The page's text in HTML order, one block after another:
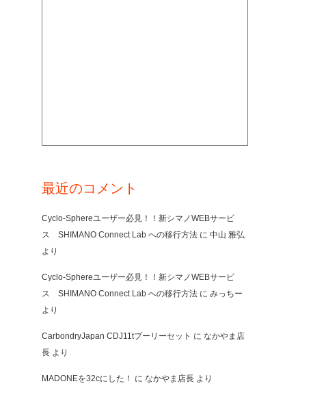
最近のコメント
Cyclo-Sphereユーザー必見！！新シマノWEBサービ
ス SHIMANO Connect Lab への移行方法 に 中山 雅弘
より
Cyclo-Sphereユーザー必見！！新シマノWEBサービ
ス SHIMANO Connect Lab への移行方法 に みっちー
より
CarbondryJapan CDJ11tプーリーセット に なかやま店
長 より
MADONEを32cにした！ に なかやま店長 より